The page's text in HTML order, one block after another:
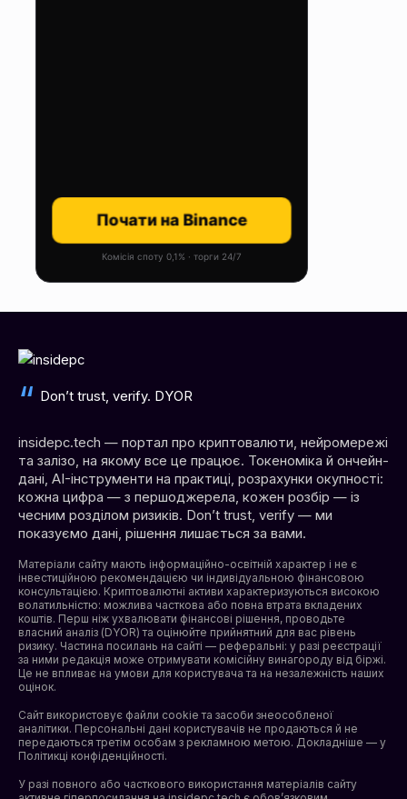
Почати на Binance
Комісія споту 0,1% · торги 24/7
Don’t trust, verify. DYOR
insidepc.tech — портал про криптовалюти, нейромережі
та залізо, на якому все це працює. Токеноміка й ончейн-
дані, AI-інструменти на практиці, розрахунки окупності:
кожна цифра — з першоджерела, кожен розбір — із
чесним розділом ризиків. Don’t trust, verify — ми
показуємо дані, рішення лишається за вами.
Матеріали сайту мають інформаційно-освітній характер і не є
інвестиційною рекомендацією чи індивідуальною фінансовою
консультацією. Криптовалютні активи характеризуються високою
волатильністю: можлива часткова або повна втрата вкладених
коштів. Перш ніж ухвалювати фінансові рішення, проводьте
власний аналіз (DYOR) та оцінюйте прийнятний для вас рівень
ризику. Частина посилань на сайті — реферальні: у разі реєстрації
за ними редакція може отримувати комісійну винагороду від біржі.
Це не впливає на умови для користувача та на незалежність наших
оцінок.
Сайт використовує файли cookie та засоби знеособленої
аналітики. Персональні дані користувачів не продаються й не
передаються третім особам з рекламною метою. Докладніше — у
Політикці конфіденційності.
У разі повного або часткового використання матеріалів сайту